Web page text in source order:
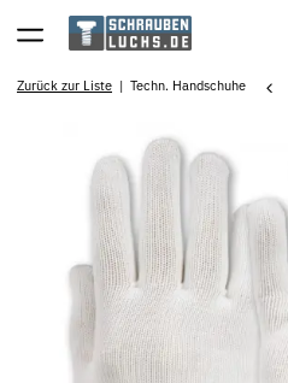
Zurück zur Liste Techn. Handschuhe